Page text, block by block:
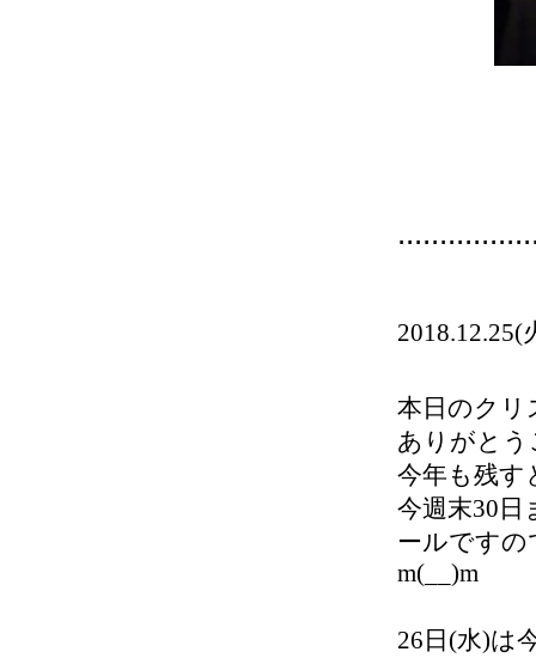
本日のクリ
ありがと
今年も残す
今週末30
ールです
m(__)m
26日(水)は